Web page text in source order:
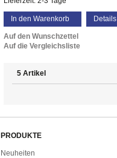
In den Warenkorb Details
Auf den Wunschzettel
Auf die Vergleichsliste
5 Artikel
PRODUKTE
Neuheiten